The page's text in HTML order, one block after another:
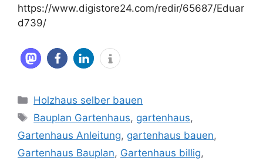
https://www.digistore24.com/redir/65687/Eduar
d739/
Kategorien
Holzhaus selber bauen
Schlagwörter
Bauplan Gartenhaus, gartenhaus,
Gartenhaus Anleitung, gartenhaus bauen,
Gartenhaus Bauplan, Gartenhaus billig,